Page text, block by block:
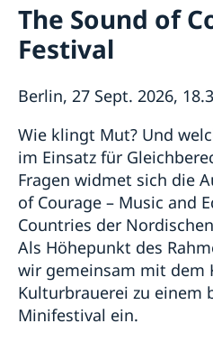
Geänderte Öffnungszeiten
Wahl 2026
Stellenanzeigen der
Kontakt &
Unsere Konsulate
Soziale Medien und
Über uns
Die Schwedische Botschaft:
Die Botschafterin
Schweden in
Schwedische
AllBright Stiftung
Freundschaftsvereine
Sonstige Vereine
Schwedische Kirchen
Lektorate für Schwedisch
Partnerstädte
Schulen
Schwedisch einkaufen
Deutschland in Schweden
The Sound of
Festival
Berlin, 27 Sept. 2026,
Wie klingt Mut? Und
im Einsatz für
Fragen widmet sich die
of Courage – Music and
Countries der
Als Höhepunkt des
wir gemeinsam mit dem
Kulturbrauerei zu einem
Minifestival ein.